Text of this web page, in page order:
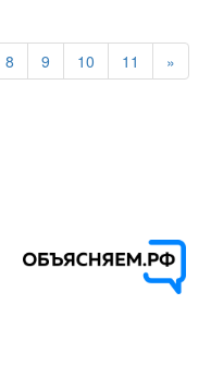
8 9 10 11 »